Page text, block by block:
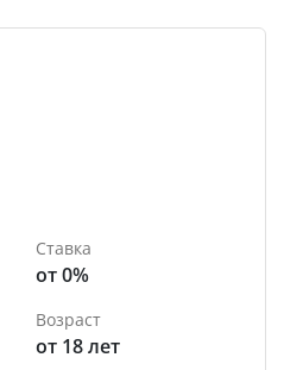
Ставка
от 0%
Возраст
от 18 лет